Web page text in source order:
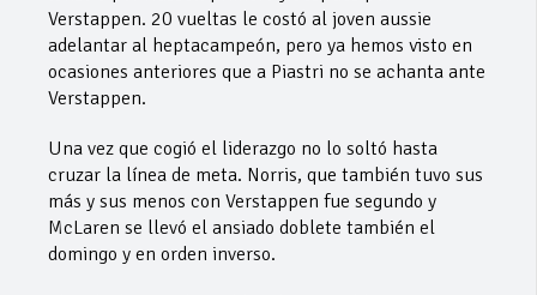
Verstappen. 20 vueltas le costó al joven aussie
adelantar al heptacampeón, pero ya hemos visto en
ocasiones anteriores que a Piastri no se achanta ante
Verstappen.
Una vez que cogió el liderazgo no lo soltó hasta
cruzar la línea de meta. Norris, que también tuvo sus
más y sus menos con Verstappen fue segundo y
McLaren se llevó el ansiado doblete también el
domingo y en orden inverso.